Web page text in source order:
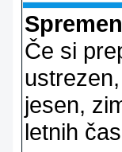
Če si
jesen,
letnih